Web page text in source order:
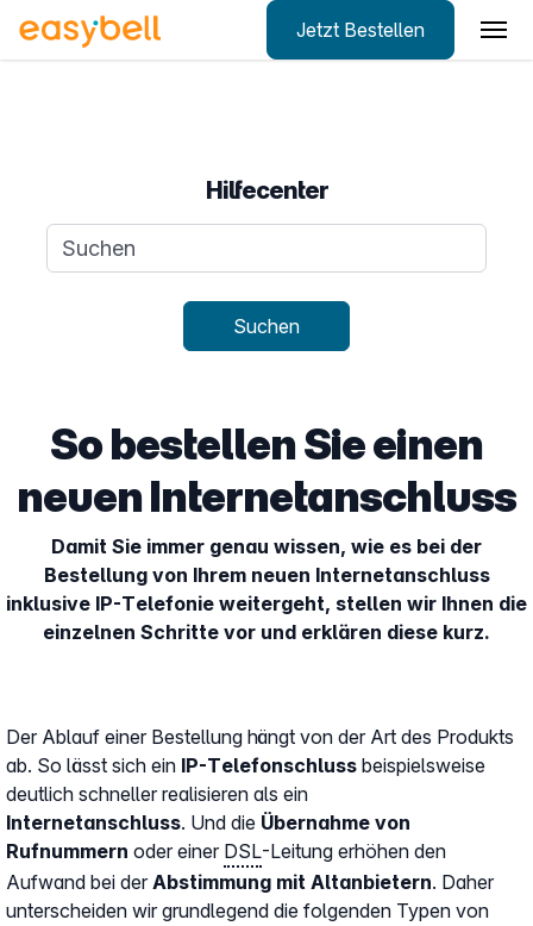
Jetzt Bestellen
Hilfecenter
Suchanfrage
Suchen
So bestellen Sie einen
neuen Internetanschluss
Damit Sie immer genau wissen, wie es bei der
Bestellung von Ihrem neuen Internetanschluss
inklusive IP-Telefonie weitergeht, stellen wir Ihnen die
einzelnen Schritte vor und erklären diese kurz.
Der Ablauf einer Bestellung hängt von der Art des Produkts
ab. So lässt sich ein IP-Telefonschluss beispielsweise
deutlich schneller realisieren als ein
Internetanschluss. Und die Übernahme von
Rufnummern oder einer DSL-Leitung erhöhen den
Aufwand bei der Abstimmung mit Altanbietern. Daher
unterscheiden wir grundlegend die folgenden Typen von